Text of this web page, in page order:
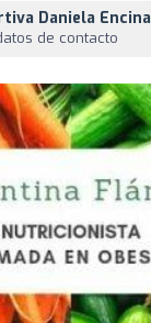
Daniela Encina
de contacto